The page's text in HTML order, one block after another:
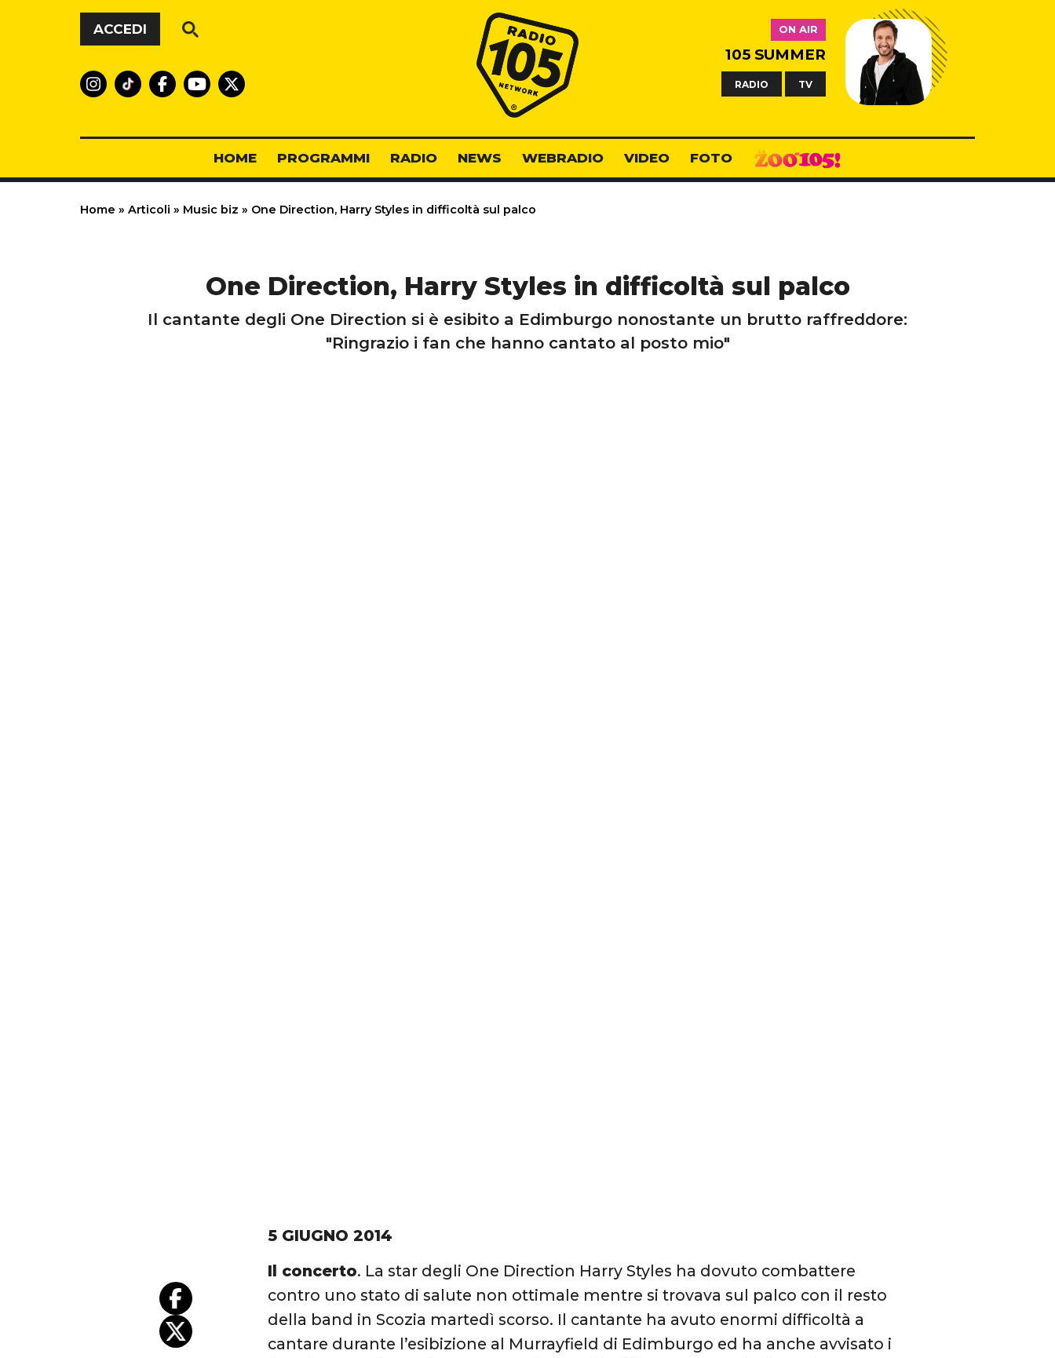
Vai al contenuto
ACCEDI
Radio 105
ON AIR
105 SUMMER
RADIO TV
HOME PROGRAMMI RADIO NEWS WEBRADIO VIDEO FOTO
Home » Articoli » Music biz » One Direction, Harry Styles in difficoltà sul palco
One Direction, Harry Styles in difficoltà sul palco
Il cantante degli One Direction si è esibito a Edimburgo nonostante un brutto raffreddore:
"Ringrazio i fan che hanno cantato al posto mio"
5 GIUGNO 2014
Il concerto. La star degli One Direction Harry Styles ha dovuto combattere
contro uno stato di salute non ottimale mentre si trovava sul palco con il resto
della band in Scozia martedì scorso. Il cantante ha avuto enormi difficoltà a
cantare durante l’esibizione al Murrayfield di Edimburgo ed ha anche avvisato i